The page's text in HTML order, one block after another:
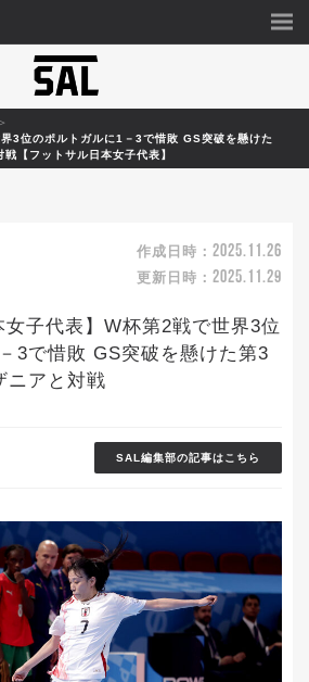
3位のポルトガルに1－3で惜敗 GS突破を懸けた
【フットサル日本女子代表】
作成日時： 2025.11.26
更新日時： 2025.11.29
女子代表】W杯第2戦で世界3位
3で惜敗 GS突破を懸けた第3
ニアと対戦
SAL編集部の記事はこちら